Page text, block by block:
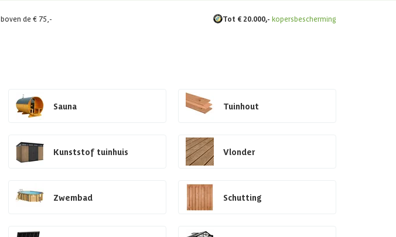
boven de € 75,- Tot € 20.000,- kopersbescherming
Sauna Tuinhout
Kunststof tuinhuis Vlonder
Zwembad Schutting